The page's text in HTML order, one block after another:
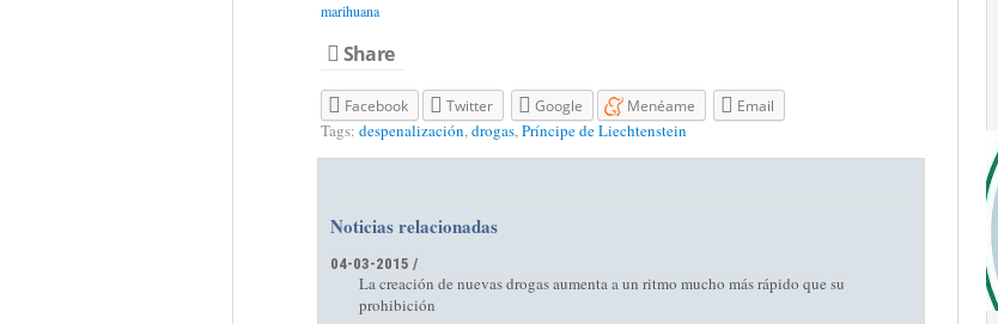
marihuana
Share
Facebook Twitter Google Menéame Email
Tags: despenalización,drogas,Príncipe de Liechtenstein
Noticias relacionadas
04-03-2015 /
La creación de nuevas drogas aumenta a un ritmo mucho más rápido que su
prohibición